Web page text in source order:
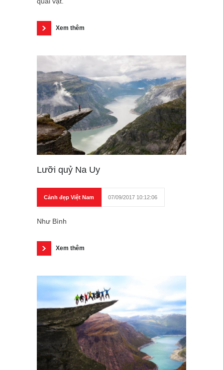
Xem thêm
Lưỡi quỷ Na Uy
Cảnh đẹp Việt Nam 07/09/2017 10:12:06
Như Bình
Xem thêm